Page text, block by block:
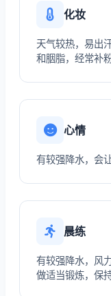
化妆
天气较热，易出
和胭脂，经常补粉
心情
有较强降水，会
晨练
有较强降水，风
做适当锻炼，保